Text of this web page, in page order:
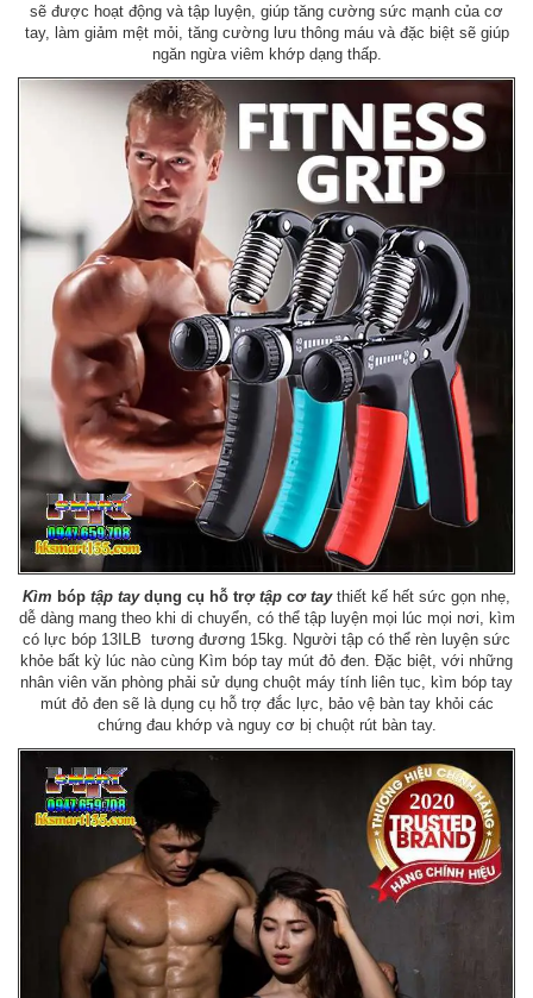
sẽ được hoạt động và tập luyện, giúp tăng cường sức mạnh của cơ
tay, làm giảm mệt mỏi, tăng cường lưu thông máu và đặc biệt sẽ giúp
ngăn ngừa viêm khớp dạng thấp.
Kìm bóp tập taydụng cụ hỗ trợ tập cơ taythiết kế hết sức gọn nhẹ,
dễ dàng mang theo khi di chuyển, có thể tập luyện mọi lúc mọi nơi, kìm
có lực bóp 13ILB tương đương 15kg. Người tập có thể rèn luyện sức
khỏe bất kỳ lúc nào cùng Kìm bóp tay mút đỏ đen. Đặc biệt, với những
nhân viên văn phòng phải sử dụng chuột máy tính liên tục, kìm bóp tay
mút đỏ đen sẽ là dụng cụ hỗ trợ đắc lực, bảo vệ bàn tay khỏi các
chứng đau khớp và nguy cơ bị chuột rút bàn tay.